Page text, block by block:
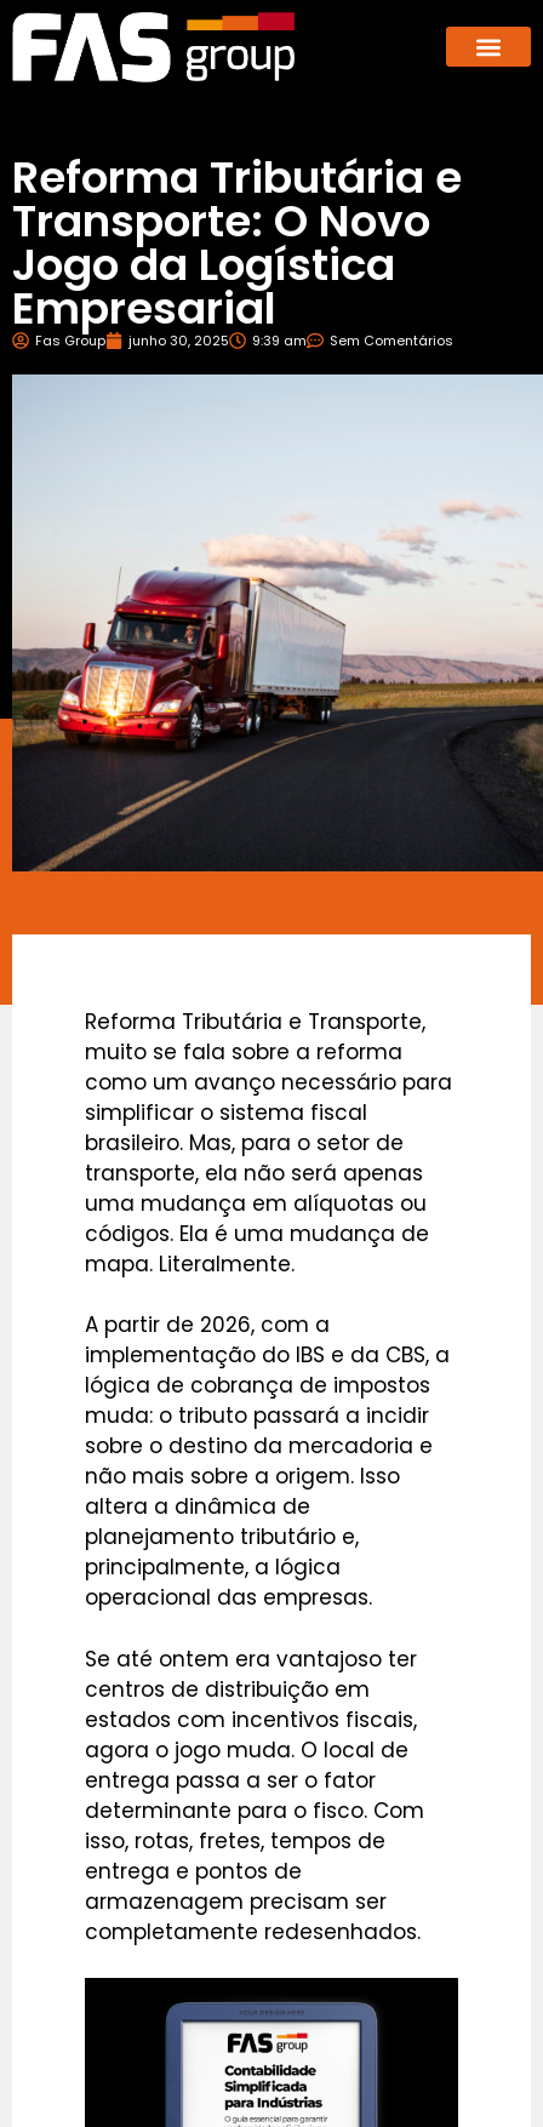
Reforma Tributária e
Transporte: O Novo
Jogo da Logística
Empresarial
Fas Group junho 30, 2025 9:39 am Sem Comentários
Reforma Tributária e Transporte,
muito se fala sobre a reforma
como um avanço necessário para
simplificar o sistema fiscal
brasileiro. Mas, para o setor de
transporte, ela não será apenas
uma mudança em alíquotas ou
códigos. Ela é uma mudança de
mapa. Literalmente.
A partir de 2026, com a
implementação do IBS e da CBS, a
lógica de cobrança de impostos
muda: o tributo passará a incidir
sobre o destino da mercadoria e
não mais sobre a origem. Isso
altera a dinâmica de
planejamento tributário e,
principalmente, a lógica
operacional das empresas.
Se até ontem era vantajoso ter
centros de distribuição em
estados com incentivos fiscais,
agora o jogo muda. O local de
entrega passa a ser o fator
determinante para o fisco. Com
isso, rotas, fretes, tempos de
entrega e pontos de
armazenagem precisam ser
completamente redesenhados.